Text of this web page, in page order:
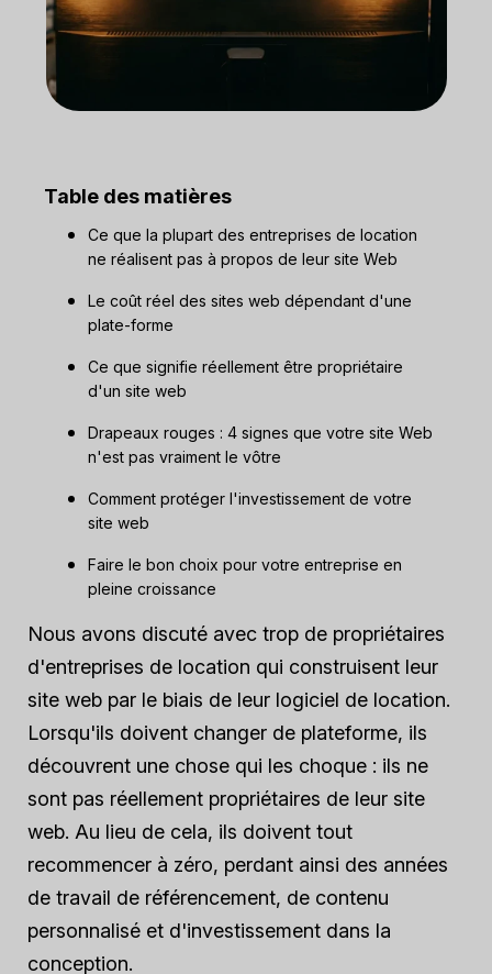
Table des matières
Ce que la plupart des entreprises de location
ne réalisent pas à propos de leur site Web
Le coût réel des sites web dépendant d'une
plate-forme
Ce que signifie réellement être propriétaire
d'un site web
Drapeaux rouges : 4 signes que votre site Web
n'est pas vraiment le vôtre
Comment protéger l'investissement de votre
site web
Faire le bon choix pour votre entreprise en
pleine croissance
Nous avons discuté avec trop de propriétaires
d'entreprises de location qui construisent leur
site web par le biais de leur logiciel de location.
Lorsqu'ils doivent changer de plateforme, ils
découvrent une chose qui les choque : ils ne
sont pas réellement propriétaires de leur site
web. Au lieu de cela, ils doivent tout
recommencer à zéro, perdant ainsi des années
de travail de référencement, de contenu
personnalisé et d'investissement dans la
conception.